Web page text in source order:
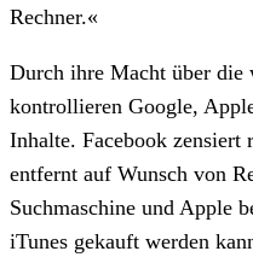
Rechner.«
Durch ihre Macht über die
kontrollieren Google,
Inhalte. Facebook zensiert
entfernt auf Wunsch von
Suchmaschine und Apple
iTunes gekauft werden